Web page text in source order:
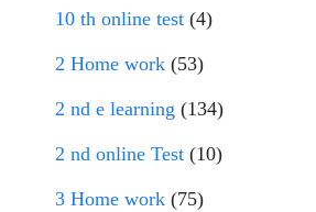
10 th online test (4)
2 Home work (53)
2 nd e learning (134)
2 nd online Test (10)
3 Home work (75)